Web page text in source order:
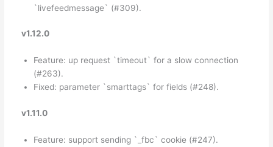
`livefeedmessage` (#309).
v1.12.0
Feature: up request `timeout` for a slow connection
(#263).
Fixed: parameter `smarttags` for fields (#248).
v1.11.0
Feature: support sending `_fbc` cookie (#247).